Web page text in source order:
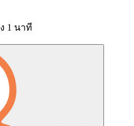
1 นาที